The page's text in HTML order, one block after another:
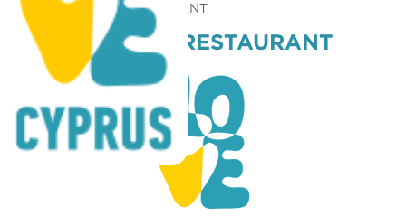
ARISTOS & KIKI RESTAURANT
ARISTOS & KIKI RESTAURANT